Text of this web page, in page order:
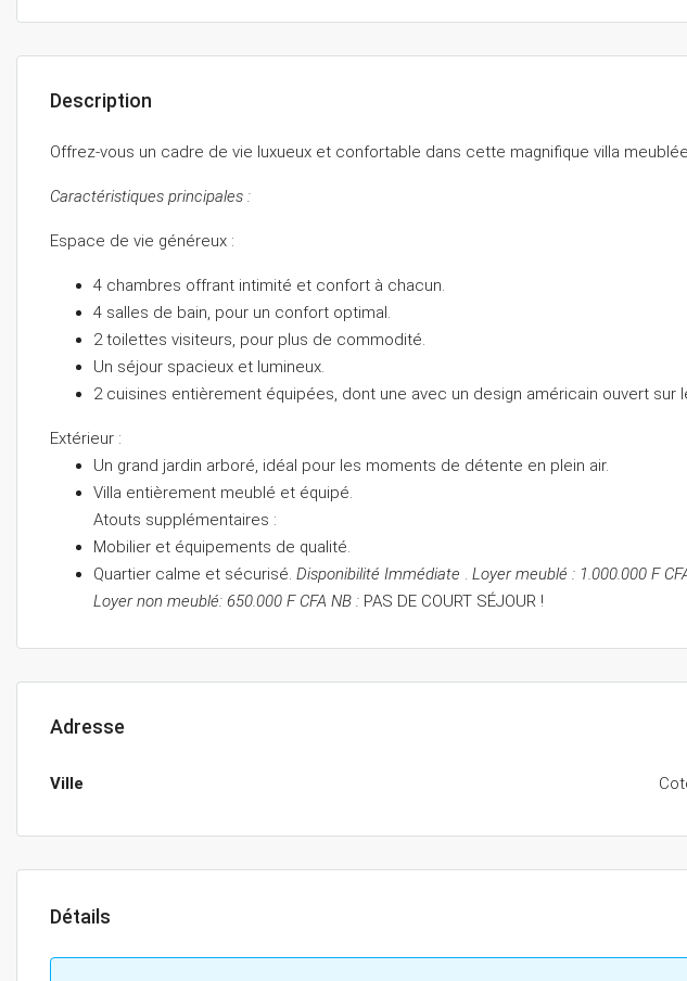
Description
Offrez-vous un cadre de vie luxueux et confortable dans cette magnifique villa
Caractéristiques principales :
Espace de vie généreux :
4 chambres offrant intimité et confort à chacun.
4 salles de bain, pour un confort optimal.
2 toilettes visiteurs, pour plus de commodité.
Un séjour spacieux et lumineux.
2 cuisines entièrement équipées, dont une avec un design américain ouvert sur
Extérieur :
Un grand jardin arboré, idéal pour les moments de détente en plein air.
Villa entièrement meublé et équipé.
Atouts supplémentaires :
Mobilier et équipements de qualité.
Quartier calme et sécurisé. Disponibilité Immédiate . Loyer meublé : 1.000.000 F
Loyer non meublé: 650.000 F CFA NB : PAS DE COURT SÉJOUR !
Adresse
Ville
Détails